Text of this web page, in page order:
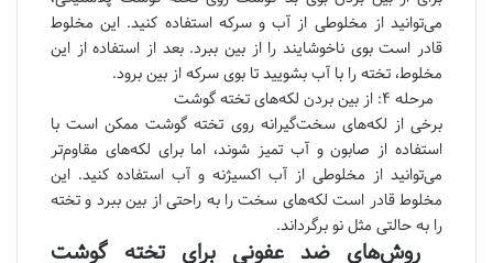
می‌توانید از مخلوطی از آب و سرکه استفاده کنید. این مخلوط
قادر است بوی ناخوشایند را از بین ببرد. بعد از استفاده از این
مخلوط، تخته را با آب بشویید تا بوی سرکه از بین برود.
مرحله ۴: از بین بردن لکه‌های تخته گوشت
برخی از لکه‌های سخت‌گیرانه روی تخته گوشت ممکن است با
استفاده از صابون و آب تمیز شوند، اما برای لکه‌های مقاوم‌تر
می‌توانید از مخلوطی از آب اکسیژنه و آب استفاده کنید. این
مخلوط قادر است لکه‌های سخت را به راحتی از بین ببرد و تخته
را به حالتی مثل نو برگرداند.
روش‌های ضد عفونی برای تخته گوشت